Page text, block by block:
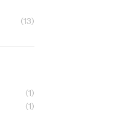
(13)
(1)
(1)